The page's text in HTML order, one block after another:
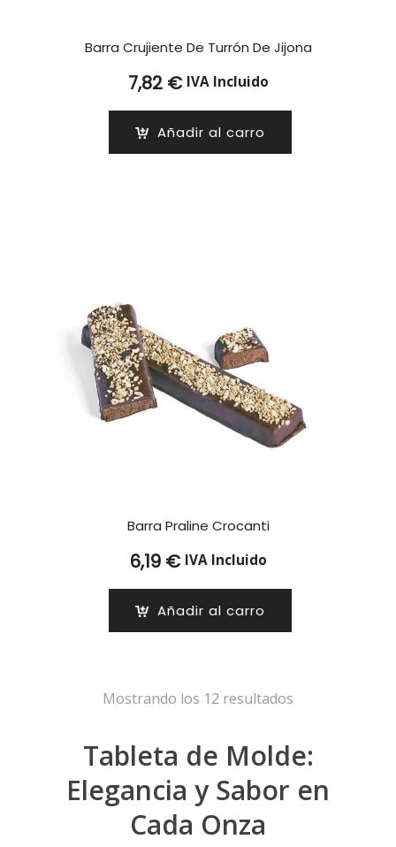
Tableta de Molde:
Elegancia y Sabor en
Cada Onza
Barra Crujiente De Turrón De Jijona
7,82 € IVA Incluido
Añadir al carro
Barra Praline Crocanti
6,19 € IVA Incluido
Añadir al carro
Mostrando los 12 resultados